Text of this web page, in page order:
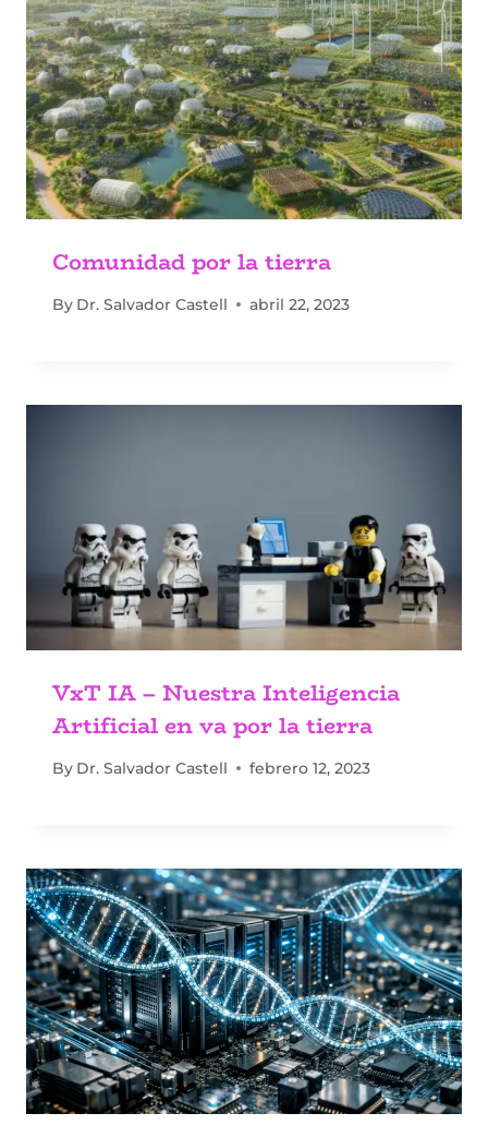
Comunidad por la tierra
By Dr. Salvador Castell abril 22, 2023
VxT IA – Nuestra Inteligencia
Artificial en va por la tierra
By Dr. Salvador Castell febrero 12, 2023